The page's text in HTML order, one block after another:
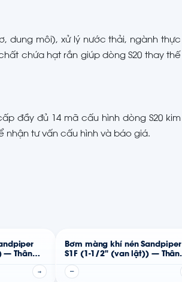
dung môi), xử lý nước thải, ngành thực
chứa hạt rắn giúp dòng S20 thay thế
đầy đủ 14 mã cấu hình dòng S20 kim
nhận tư vấn cấu hình và báo giá.
— Thân
→
Bơm màng khí nén Sandpiper
S1F (1-1/2" (van lật)) — Thân
phi kim
—